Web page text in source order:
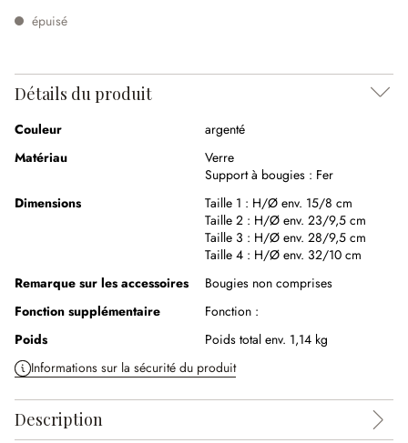
épuisé
Détails du produit
Couleur
argenté
Matériau
Verre
Support à bougies : Fer
Dimensions
Taille 1 : H/Ø env. 15/8 cm
Taille 2 : H/Ø env. 23/9,5 cm
Taille 3 : H/Ø env. 28/9,5 cm
Taille 4 : H/Ø env. 32/10 cm
Remarque sur les accessoires
Bougies non comprises
Fonction supplémentaire
Fonction :
Poids
Poids total env. 1,14 kg
Informations sur la sécurité du produit
Description